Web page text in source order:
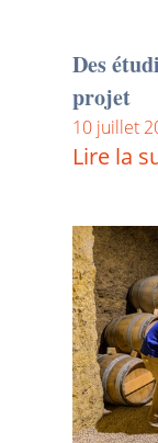
Des
projet
10 juillet
Lire la